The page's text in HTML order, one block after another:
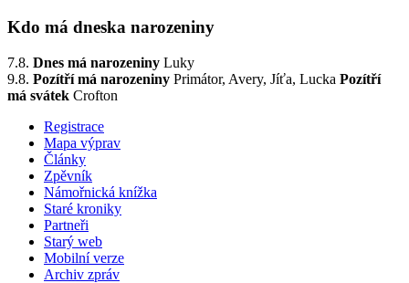
Kdo má dneska narozeniny
7.8. Dnes má narozeniny Luky
9.8. Pozítří má narozeniny Primátor, Avery, Jíťa, Lucka Pozítří
má svátek Crofton
Registrace
Mapa výprav
Články
Zpěvník
Námořnická knížka
Staré kroniky
Partneři
Starý web
Mobilní verze
Archiv zpráv